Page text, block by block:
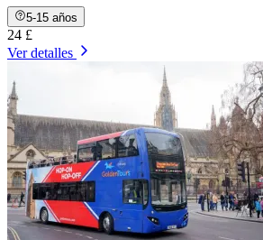
5-15 años
24 £
Ver detalles